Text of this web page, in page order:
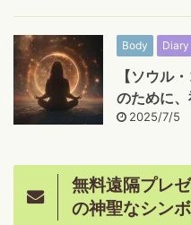
Body Diary
【ソウル
のために、
2025/7/5
無料遠隔プレ
の神聖なシン